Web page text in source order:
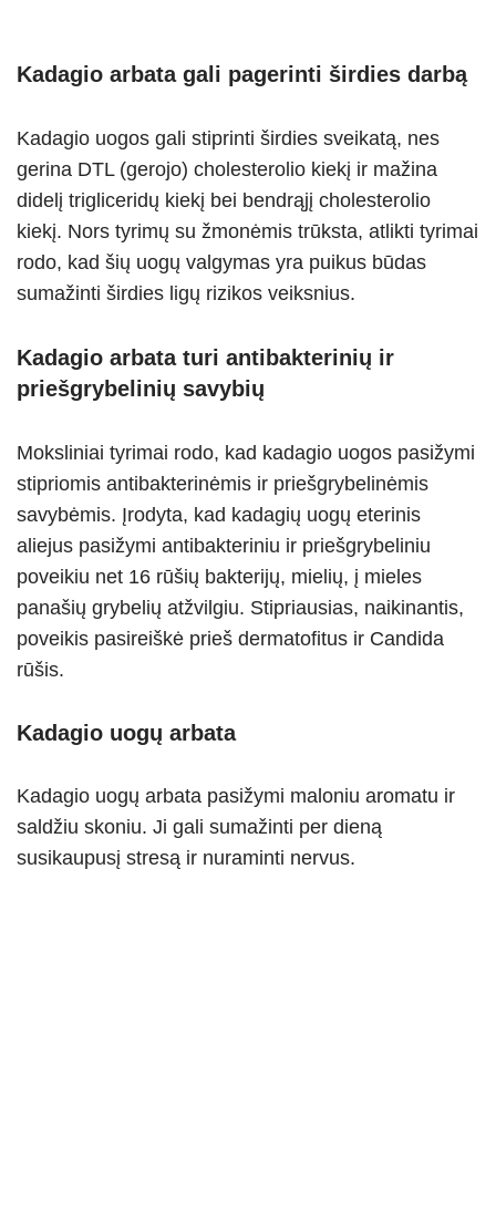
Kadagio arbata gali pagerinti širdies darbą
Kadagio uogos gali stiprinti širdies sveikatą, nes
gerina DTL (gerojo) cholesterolio kiekį ir mažina
didelį trigliceridų kiekį bei bendrąjį cholesterolio
kiekį. Nors tyrimų su žmonėmis trūksta, atlikti tyrimai
rodo, kad šių uogų valgymas yra puikus būdas
sumažinti širdies ligų rizikos veiksnius.
Kadagio arbata turi antibakterinių ir
priešgrybelinių savybių
Moksliniai tyrimai rodo, kad kadagio uogos pasižymi
stipriomis antibakterinėmis ir priešgrybelinėmis
savybėmis. Įrodyta, kad kadagių uogų eterinis
aliejus pasižymi antibakteriniu ir priešgrybeliniu
poveikiu net 16 rūšių bakterijų, mielių, į mieles
panašių grybelių atžvilgiu. Stipriausias, naikinantis,
poveikis pasireiškė prieš dermatofitus ir Candida
rūšis.
Kadagio uogų arbata
Kadagio uogų arbata pasižymi maloniu aromatu ir
saldžiu skoniu. Ji gali sumažinti per dieną
susikaupusį stresą ir nuraminti nervus.